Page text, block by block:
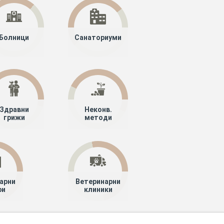
Болници Санаториуми
Здравни
грижи
Неконв.
методи
Ветеринарни
клиники